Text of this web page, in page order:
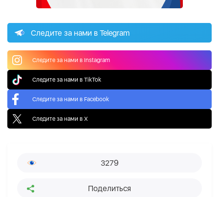
Следите за нами в Telegram
Следите за нами в Instagram
Следите за нами в TikTok
Следите за нами в Facebook
Следите за нами в X
3279
Поделиться